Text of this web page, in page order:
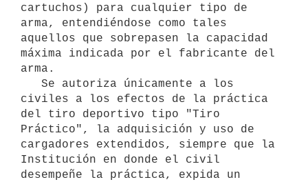
cartuchos) para cualquier tipo de
arma, entendiéndose como tales
aquellos que sobrepasen la capacidad
máxima indicada por el fabricante del
arma.
civiles a los efectos de la práctica
del tiro deportivo tipo "Tiro
Práctico", la adquisición y uso de
cargadores extendidos, siempre que la
Institución en donde el civil
desempeñe la práctica, expida un